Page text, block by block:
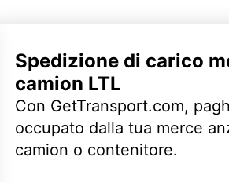
Spedizione di carico
camion LTL
Con GetTransport.com,
occupato dalla tua merce
camion o contenitore.